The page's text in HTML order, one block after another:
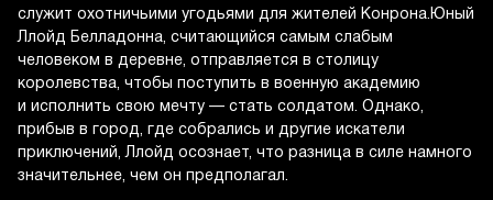
служит охотничьими угодьями для жителей Конрона.Юный
Ллойд Белладонна, считающийся самым слабым
человеком в деревне, отправляется в столицу
королевства, чтобы поступить в военную академию
и исполнить свою мечту — стать солдатом. Однако,
прибыв в город, где собрались и другие искатели
приключений, Ллойд осознает, что разница в силе намного
значительнее, чем он предполагал.